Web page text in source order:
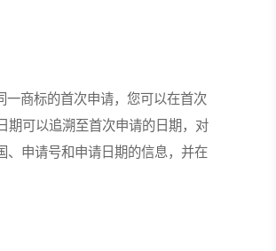
商标的首次申请，您可以在首次
期可以追溯至首次申请的日期，对
、申请号和申请日期的信息，并在